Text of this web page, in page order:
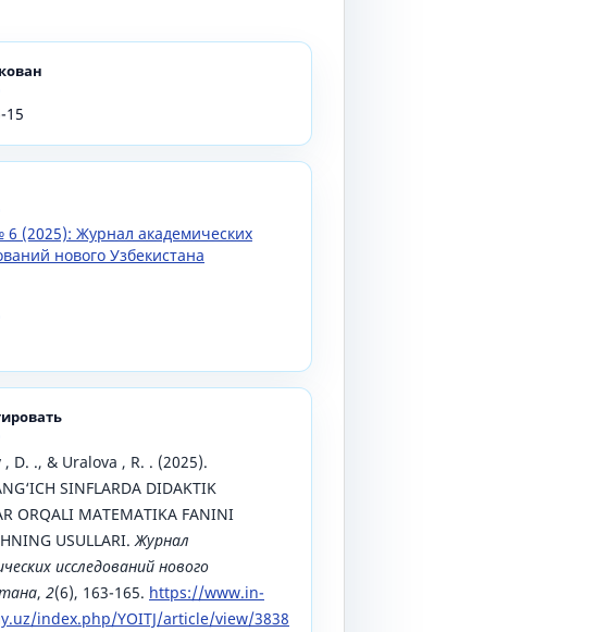
15
(2025): Журнал академических
нового Узбекистана
, D. ., & Uralova , R. . (2025).
SINFLARDA DIDAKTIK
ORQALI MATEMATIKA FANINI
USULLARI.Журнал
исследований нового
, 2(6), 163-165. https://www.in-
index.php/YOITJ/article/view/3838